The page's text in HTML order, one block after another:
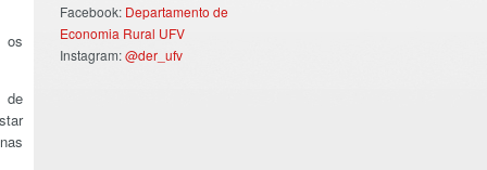
Facebook: Departamento de
Economia Rural UFV
Instagram:@der_ufv
os
de